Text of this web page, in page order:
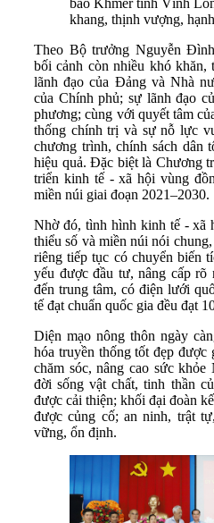
khang, thịnh vượng,
Theo Bộ trưởng Nguyễn
bối cảnh còn nhiều khó
lãnh đạo của Đảng và Nhà
của Chính phủ; sự lãnh đạo
phương; cùng với quyết tâm
thống chính trị và sự nỗ lực
chương trình, chính sách dân
hiệu quả. Đặc biệt là Chương
triển kinh tế - xã hội vùng
miền núi giai đoạn 2021–2030.
Nhờ đó, tình hình kinh tế - xã
thiểu số và miền núi nói
riêng tiếp tục có chuyển biến
yếu được đầu tư, nâng cấp
đến trung tâm, có điện lưới
tế đạt chuẩn quốc gia đều đạt
Diện mạo nông thôn ngày
hóa truyền thống tốt đẹp
chăm sóc, nâng cao sức
đời sống vật chất, tinh thần
được cải thiện; khối đại đoàn
được củng cố; an ninh, trật
vững, ổn định.